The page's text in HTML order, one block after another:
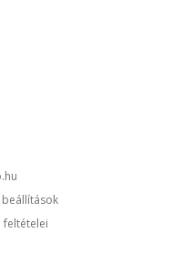
beállítások
feltételei